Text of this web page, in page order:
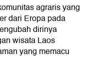
agraris yang
dari Eropa pada
dirinya
wisata Laos
yang memacu